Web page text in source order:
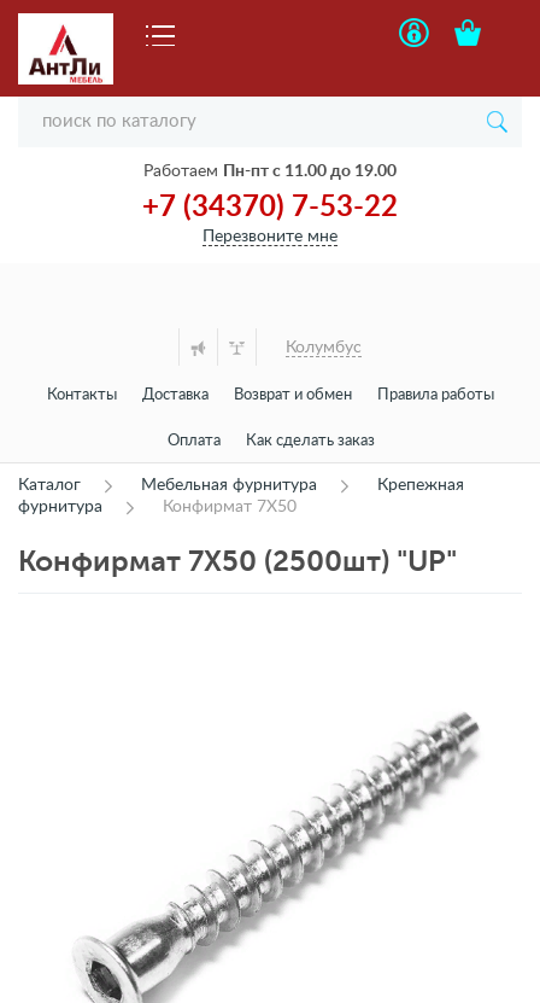
Работаем Пн-пт с 11.00 до 19.00
+7 (34370) 7-53-22
Перезвоните мне
Колумбус
Контакты Доставка Возврат и обмен Правила работы
Оплата Как сделать заказ
Каталог Мебельная фурнитура
Крепежная
фурнитура
Конфирмат 7Х50
Конфирмат 7Х50 (2500шт) "UP"